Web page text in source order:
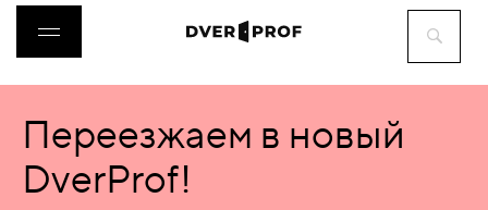
ДВЕРИ
ФУРНИТУРА
Переезжаем в новый
DverProf!